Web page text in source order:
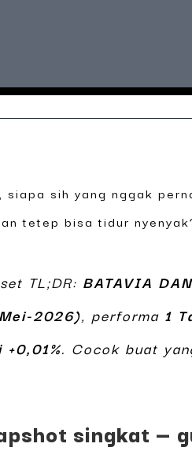
siapa sih yang nggak
tetep bisa tidur
TL;DR: BATAVIA
2026), performa 1
+0,01%. Cocok buat
singkat —